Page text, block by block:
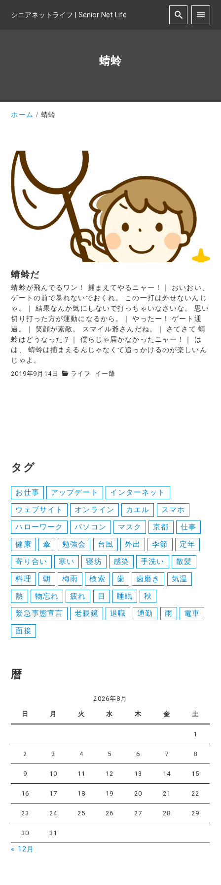
シニアネットライフ | Senior Net Life
蜻蛉
ホーム 蜻蛉
蜻蛉だ
蜻蛉が飛んでるワン！ 捕まえてやるニャー！｜ おいおい、
ゲートの前で暴れないでおくれ。 この一打は外せないんじ
ゃ。｜ 結果なんか気にしないで打っちゃいなさいな。 思い
切り打った方が運動になるから。｜ やったー！ ゲート通
過。｜ 笑顔が素敵。 スマイル爺さんだね。｜ さてさて 蜻
蛉はどうなった？｜ 僕らじゃ届かなかったニャー！｜ は
は、 蜻蛉は捕まえるんじゃなくて追っかけるのが楽しいん
じゃよ。
2019年9月14日 ライフ イー爺
タグ
お仕事 アップデート
インターネット
ウェブサイト
オンライン カエル
スマホ
ハローワーク
パソコン マスク 京都
仕事
健康
傘 勉強会 台風 外出 季節
定年
寄り合い
寒い 寝坊 感染 手洗い
散髪
料理
朝 梅雨 検索 歯 歯磨き
気温
熱
物忘れ 疲れ 目 睡眠
秋
緊急事態宣言
老眼鏡 退職 通勤 雨
電車
面接
暦
2026年8月
日 月 火 水 木 金 土
1
2 3 4 5 6 7 8
9 10 11 12 13 14 15
16 17 18 19 20 21 22
23 24 25 26 27 28 29
30 31
« 12月